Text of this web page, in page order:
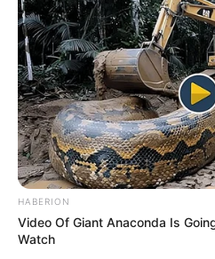
HABERION
Video Of Giant Anaconda Is
Watch